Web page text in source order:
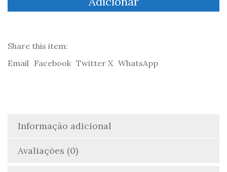
de
1
Melancólico
Share this item:
Email Facebook Twitter X WhatsApp
Informação adicional
Avaliações (0)